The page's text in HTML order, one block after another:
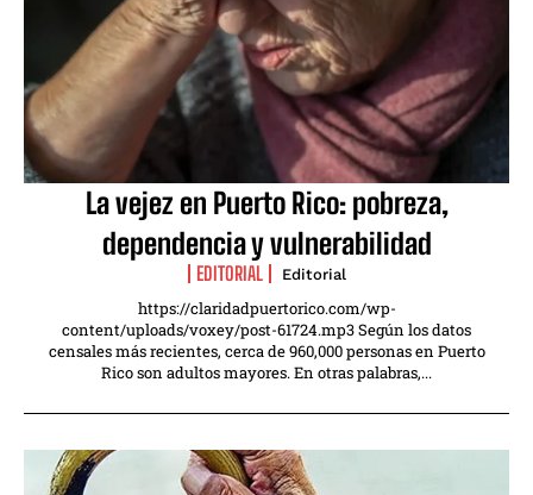
La vejez en Puerto Rico: pobreza,
dependencia y vulnerabilidad
EDITORIAL Editorial
https://claridadpuertorico.com/wp-
content/uploads/voxey/post-61724.mp3 Según los datos
censales más recientes, cerca de 960,000 personas en Puerto
Rico son adultos mayores. En otras palabras,...